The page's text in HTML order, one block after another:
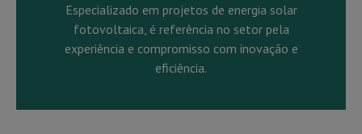
Especializado em projetos de energia solar
fotovoltaica, é referência no setor pela
experiência e compromisso com inovação e
eficiência.